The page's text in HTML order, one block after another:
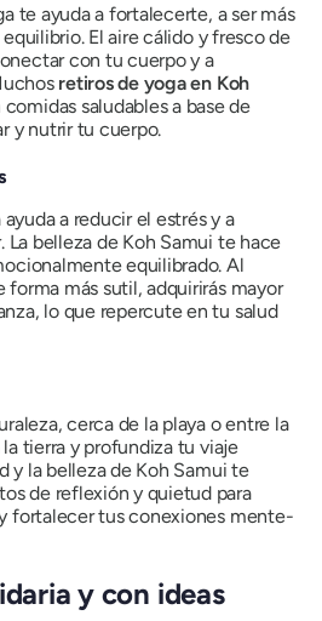
te ayuda a fortalecerte, a ser más
El aire cálido y fresco de
con tu cuerpo y a
retiros de yoga en Koh
saludables a base de
y nutrir tu cuerpo.
a reducir el estrés y a
La belleza de Koh Samui te hace
equilibrado. Al
más sutil, adquirirás mayor
lo que repercute en tu salud
cerca de la playa o entre la
tierra y profundiza tu viaje
y la belleza de Koh Samui te
de reflexión y quietud para
fortalecer tus conexiones mente-
y con ideas